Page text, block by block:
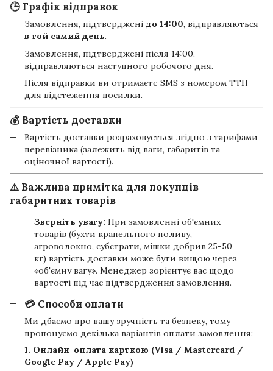
🕒 Графік відправок
Замовлення, підтверджені до 14:00, відправляються
в той самий день.
Замовлення, підтверджені після 14:00,
відправляються наступного робочого дня.
Після відправки ви отримаєте SMS з номером ТТН
для відстеження посилки.
💰 Вартість доставки
Вартість доставки розраховується згідно з тарифами
перевізника (залежить від ваги, габаритів та
оціночної вартості).
⚠️ Важлива примітка для покупців
габаритних товарів
Зверніть увагу: При замовленні об'ємних
товарів (бухти крапельного поливу,
агроволокно, субстрати, мішки добрив 25-50
кг) вартість доставки може бути вищою через
«об'ємну вагу». Менеджер зорієнтує вас щодо
вартості під час підтвердження замовлення.
💳 Способи оплати
Ми дбаємо про вашу зручність та безпеку, тому
пропонуємо декілька варіантів оплати замовлення:
1. Онлайн-оплата карткою (Visa / Mastercard /
Google Pay / Apple Pay)